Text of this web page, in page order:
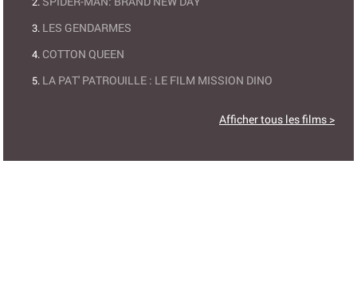
LES GENDARMES
COTTON QUEEN
LA PAT' PATROUILLE : LE FILM MISSION DINO
Afficher tous les films >